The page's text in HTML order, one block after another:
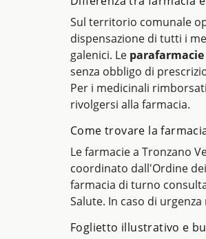
Sul territorio comunale
dispensazione di tutti i
galenici. Le parafarmacie
senza obbligo di
Per i medicinali
rivolgersi alla farmacia.
Come trovare la
Le farmacie a Tronzano
coordinato dall'Ordine
farmacia di turno
Salute. In caso di
Foglietto illustrativo e